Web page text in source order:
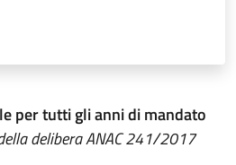
per tutti gli anni di mandato
delibera ANAC 241/2017